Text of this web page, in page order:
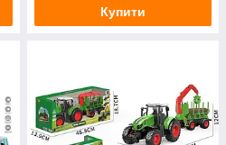
Купити